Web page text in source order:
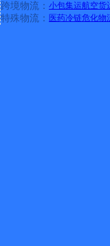
跨境物流： 小包集运航空货
特殊物流： 医药冷链危化物